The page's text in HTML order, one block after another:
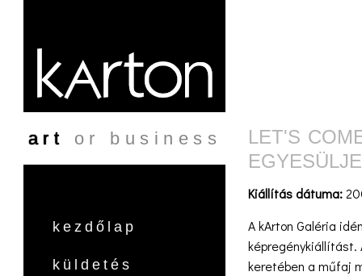
art or business
kezdőlap
küldetés
LET'S
Kiállítás dátuma:
A kArton Galéria
képregénykiállítást.
keretében a műfaj